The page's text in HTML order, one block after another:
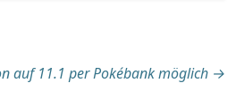
auf 11.1 per Pokébank möglich →